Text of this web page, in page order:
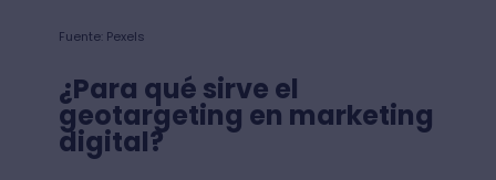
Fuente: Pexels
¿Para qué sirve el
geotargeting en marketing
digital?